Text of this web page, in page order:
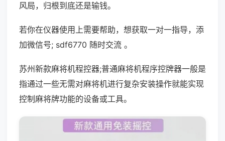
风局，归根到底还是输钱。
若你在仪器使用上需要帮助，想获取一对一指导，添
加微信号; sdf6770 随时交流 。
苏州新款麻将机程控器;普通麻将机程序控牌器一般是
指通过一些无需对麻将机进行复杂安装操作就能实现
控制麻将牌功能的设备或工具。